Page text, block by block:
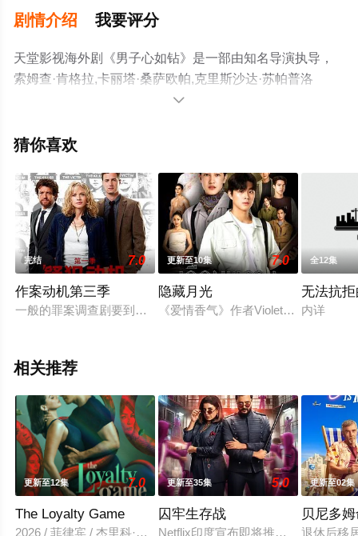
剧情介绍 我要评分
天堂影视海外剧《男子心如钻》是一部由知名导演执导，
索姆查·肯格拉,卡丽塔·桑萨欧帕,克里斯沙达·苏帕普洛
姆,Taentawan·Taddeo等演员精彩演绎的泰国电视剧，手机
更多相关信息可移步至豆瓣电视剧、电视猫或剧情网等平

猜你喜欢
完结 7.0
作案动机第三季
一般的罪案调查剧要到每一集结尾才会揭晓罪犯的真实身份，
更新至10集 7.0
隐藏月光
《爱情香气》作者Violet Rain另一
全12集
无法抗
内详
相关推荐
更新至12集 7.0
The Loyalty Game
2026 / 菲律宾 / 杰里科·罗萨雷斯,珍妮·古铁雷斯,卡米娜·维拉罗尔
更新至35集 5.0
囚牢生存战
Netflix印度宣布即将推出真人秀节目
更新至02集
贝尼多
退休后移